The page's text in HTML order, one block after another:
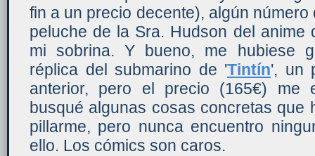
fin a un precio decente), algún
peluche de la Sra. Hudson del anime
mi sobrina. Y bueno, me hubiese
réplica del submarino de 'Tintín', un
anterior, pero el precio (165€) me
busqué algunas cosas concretas que
pillarme, pero nunca encuentro
ello. Los cómics son caros.